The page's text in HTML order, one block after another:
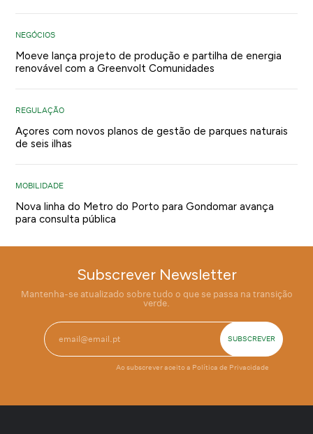
NEGÓCIOS
Moeve lança projeto de produção e partilha de energia
renovável com a Greenvolt Comunidades
REGULAÇÃO
Açores com novos planos de gestão de parques naturais
de seis ilhas
MOBILIDADE
Nova linha do Metro do Porto para Gondomar avança
para consulta pública
Subscrever Newsletter
Mantenha-se atualizado sobre tudo o que se passa na transição
verde.
Ao subscrever aceito a Política de Privacidade